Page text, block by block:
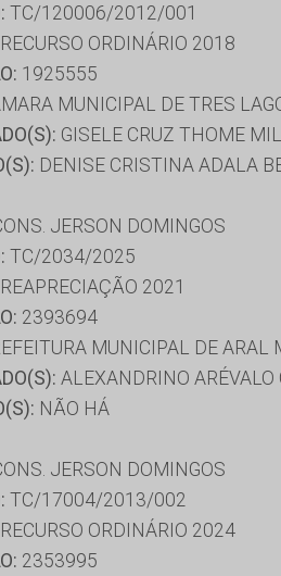
TC/120006/2012/001
RECURSO ORDINÁRIO 2018
1925555
MUNICIPAL DE TRES
GISELE CRUZ THOME
DENISE CRISTINA ADALA
JERSON DOMINGOS
TC/2034/2025
REAPRECIAÇÃO 2021
2393694
MUNICIPAL DE ARAL
ALEXANDRINO ARÉVALO
NÃO HÁ
JERSON DOMINGOS
TC/17004/2013/002
RECURSO ORDINÁRIO 2024
2353995